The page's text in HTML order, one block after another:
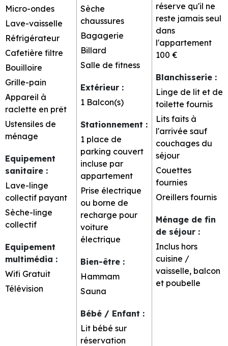
Micro-ondes
Lave-vaisselle
Réfrigérateur
Cafetière filtre
Bouilloire
Grille-pain
Appareil à
raclette en prêt
Ustensiles de
ménage
Equipement
sanitaire :
Lave-linge
collectif payant
Sèche-linge
collectif
Equipement
multimédia :
Wifi Gratuit
Télévision
Sèche
chaussures
Bagagerie
Billard
Salle de fitness
Extérieur :
1 Balcon(s)
Stationnement :
1 place de
parking couvert
incluse par
appartement
Prise électrique
ou borne de
recharge pour
voiture
électrique
Bien-être :
Hammam
Sauna
Bébé / Enfant :
Lit bébé sur
réservation
réserve qu'il ne
reste jamais seul
dans
l'appartement
100 €
Blanchisserie :
Linge de lit et de
toilette fournis
Lits faits à
l'arrivée sauf
couchages du
séjour
Couettes
fournies
Oreillers fournis
Ménage de fin
de séjour :
Inclus hors
cuisine /
vaisselle, balcon
et poubelle